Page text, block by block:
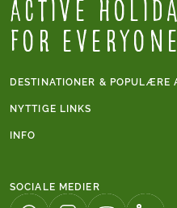
Active
for everyone
SOCIALE MEDIER
DESTINATIONER & POPULÆRE
Vandreferie
Cykelferie i Frankrig
Caminoen
NYTTIGE LINKS
Online betaling
INFO
Gode råd til vandreturen